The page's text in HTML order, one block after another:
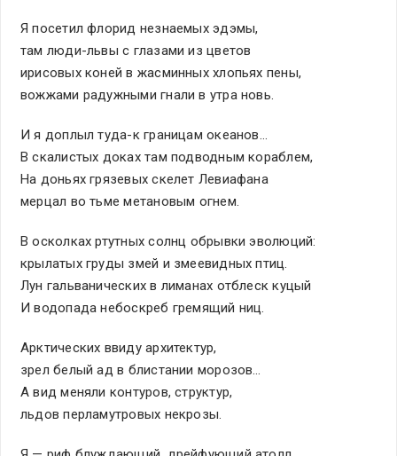
Я посетил флорид незнаемых эдэмы,
там люди-львы с глазами из цветов
ирисовых коней в жасминных хлопьях пены,
вожжами радужными гнали в утра новь.
И я доплыл туда-к границам океанов…
В скалистых доках там подводным кораблем,
На доньях грязевых скелет Левиафана
мерцал во тьме метановым огнем.
В осколках ртутных солнц обрывки эволюций:
крылатых груды змей и змеевидных птиц.
Лун гальванических в лиманах отблеск куцый
И водопада небоскреб гремящий ниц.
Арктических ввиду архитектур,
зрел белый ад в блистании морозов…
А вид меняли контуров, структур,
льдов перламутровых некрозы.